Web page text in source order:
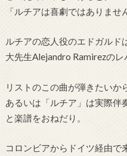
「ルチアは喜劇ではありませ
ルチアの恋人役のエドガルド
大先生Alejandro Ramirezのレ
リストのこの曲が弾きたいか
あるいは「ルチア」は実際
と楽譜をおねだり。
コロンビアからドイツ経由で